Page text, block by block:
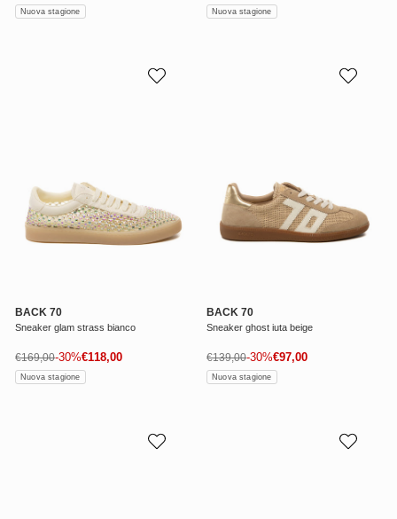
Nuova stagione Nuova stagione
BACK 70
Sneaker glam strass bianco
Prezzo di vendita
€118,00
Prezzo normale
€169,00-30%
Nuova stagione
BACK 70
Sneaker ghost iuta beige
Prezzo di vendita
€97,00
Prezzo normale
€139,00-30%
Nuova stagione